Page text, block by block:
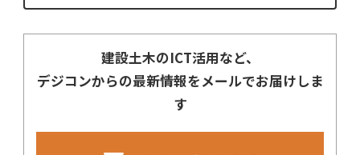
建設土木のICT活用など、
デジコンからの最新情報をメールでお届けしま
す